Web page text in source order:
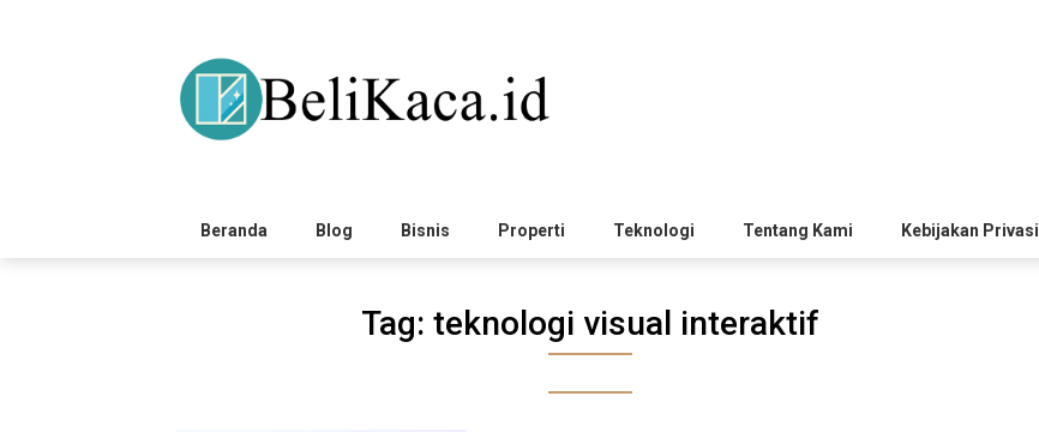
Beranda Blog Bisnis Properti Teknologi Tentang Kami Kebijakan Privasi
Tag: teknologi visual interaktif